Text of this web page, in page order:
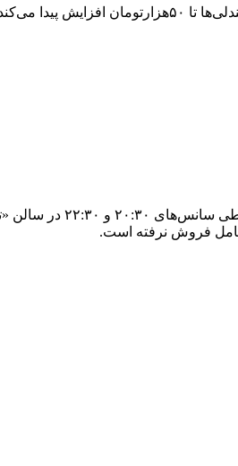
قیمت حداقلی بلیت‌های این کنسرت ۳۰‌ هزارتومان است که
گروه موسیقی